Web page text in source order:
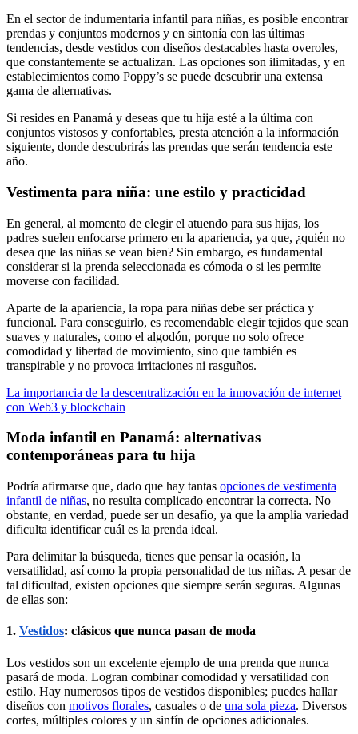
En el sector de indumentaria infantil para niñas, es posible encontrar
prendas y conjuntos modernos y en sintonía con las últimas
tendencias, desde vestidos con diseños destacables hasta overoles,
que constantemente se actualizan. Las opciones son ilimitadas, y en
establecimientos como Poppy’s se puede descubrir una extensa
gama de alternativas.
Si resides en Panamá y deseas que tu hija esté a la última con
conjuntos vistosos y confortables, presta atención a la información
siguiente, donde descubrirás las prendas que serán tendencia este
año.
Vestimenta para niña: une estilo y practicidad
En general, al momento de elegir el atuendo para sus hijas, los
padres suelen enfocarse primero en la apariencia, ya que, ¿quién no
desea que las niñas se vean bien? Sin embargo, es fundamental
considerar si la prenda seleccionada es cómoda o si les permite
moverse con facilidad.
Aparte de la apariencia, la ropa para niñas debe ser práctica y
funcional. Para conseguirlo, es recomendable elegir tejidos que sean
suaves y naturales, como el algodón, porque no solo ofrece
comodidad y libertad de movimiento, sino que también es
transpirable y no provoca irritaciones ni rasguños.
La importancia de la descentralización en la innovación de internet
con Web3 y blockchain
Moda infantil en Panamá: alternativas
contemporáneas para tu hija
Podría afirmarse que, dado que hay tantas opciones de vestimenta
infantil de niñas, no resulta complicado encontrar la correcta. No
obstante, en verdad, puede ser un desafío, ya que la amplia variedad
dificulta identificar cuál es la prenda ideal.
Para delimitar la búsqueda, tienes que pensar la ocasión, la
versatilidad, así como la propia personalidad de tus niñas. A pesar de
tal dificultad, existen opciones que siempre serán seguras. Algunas
de ellas son:
1. Vestidos: clásicos que nunca pasan de moda
Los vestidos son un excelente ejemplo de una prenda que nunca
pasará de moda. Logran combinar comodidad y versatilidad con
estilo. Hay numerosos tipos de vestidos disponibles; puedes hallar
diseños con motivos florales, casuales o de una sola pieza. Diversos
cortes, múltiples colores y un sinfín de opciones adicionales.